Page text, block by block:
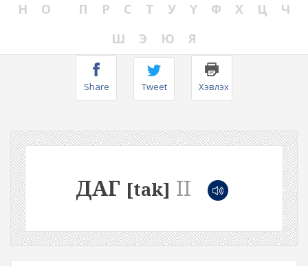
Н
О П Р С Т У Ү Ф Х Ц
Ч
Ш
Э Ю Я
Share Tweet Хэвлэх
ДАГ [tak] II